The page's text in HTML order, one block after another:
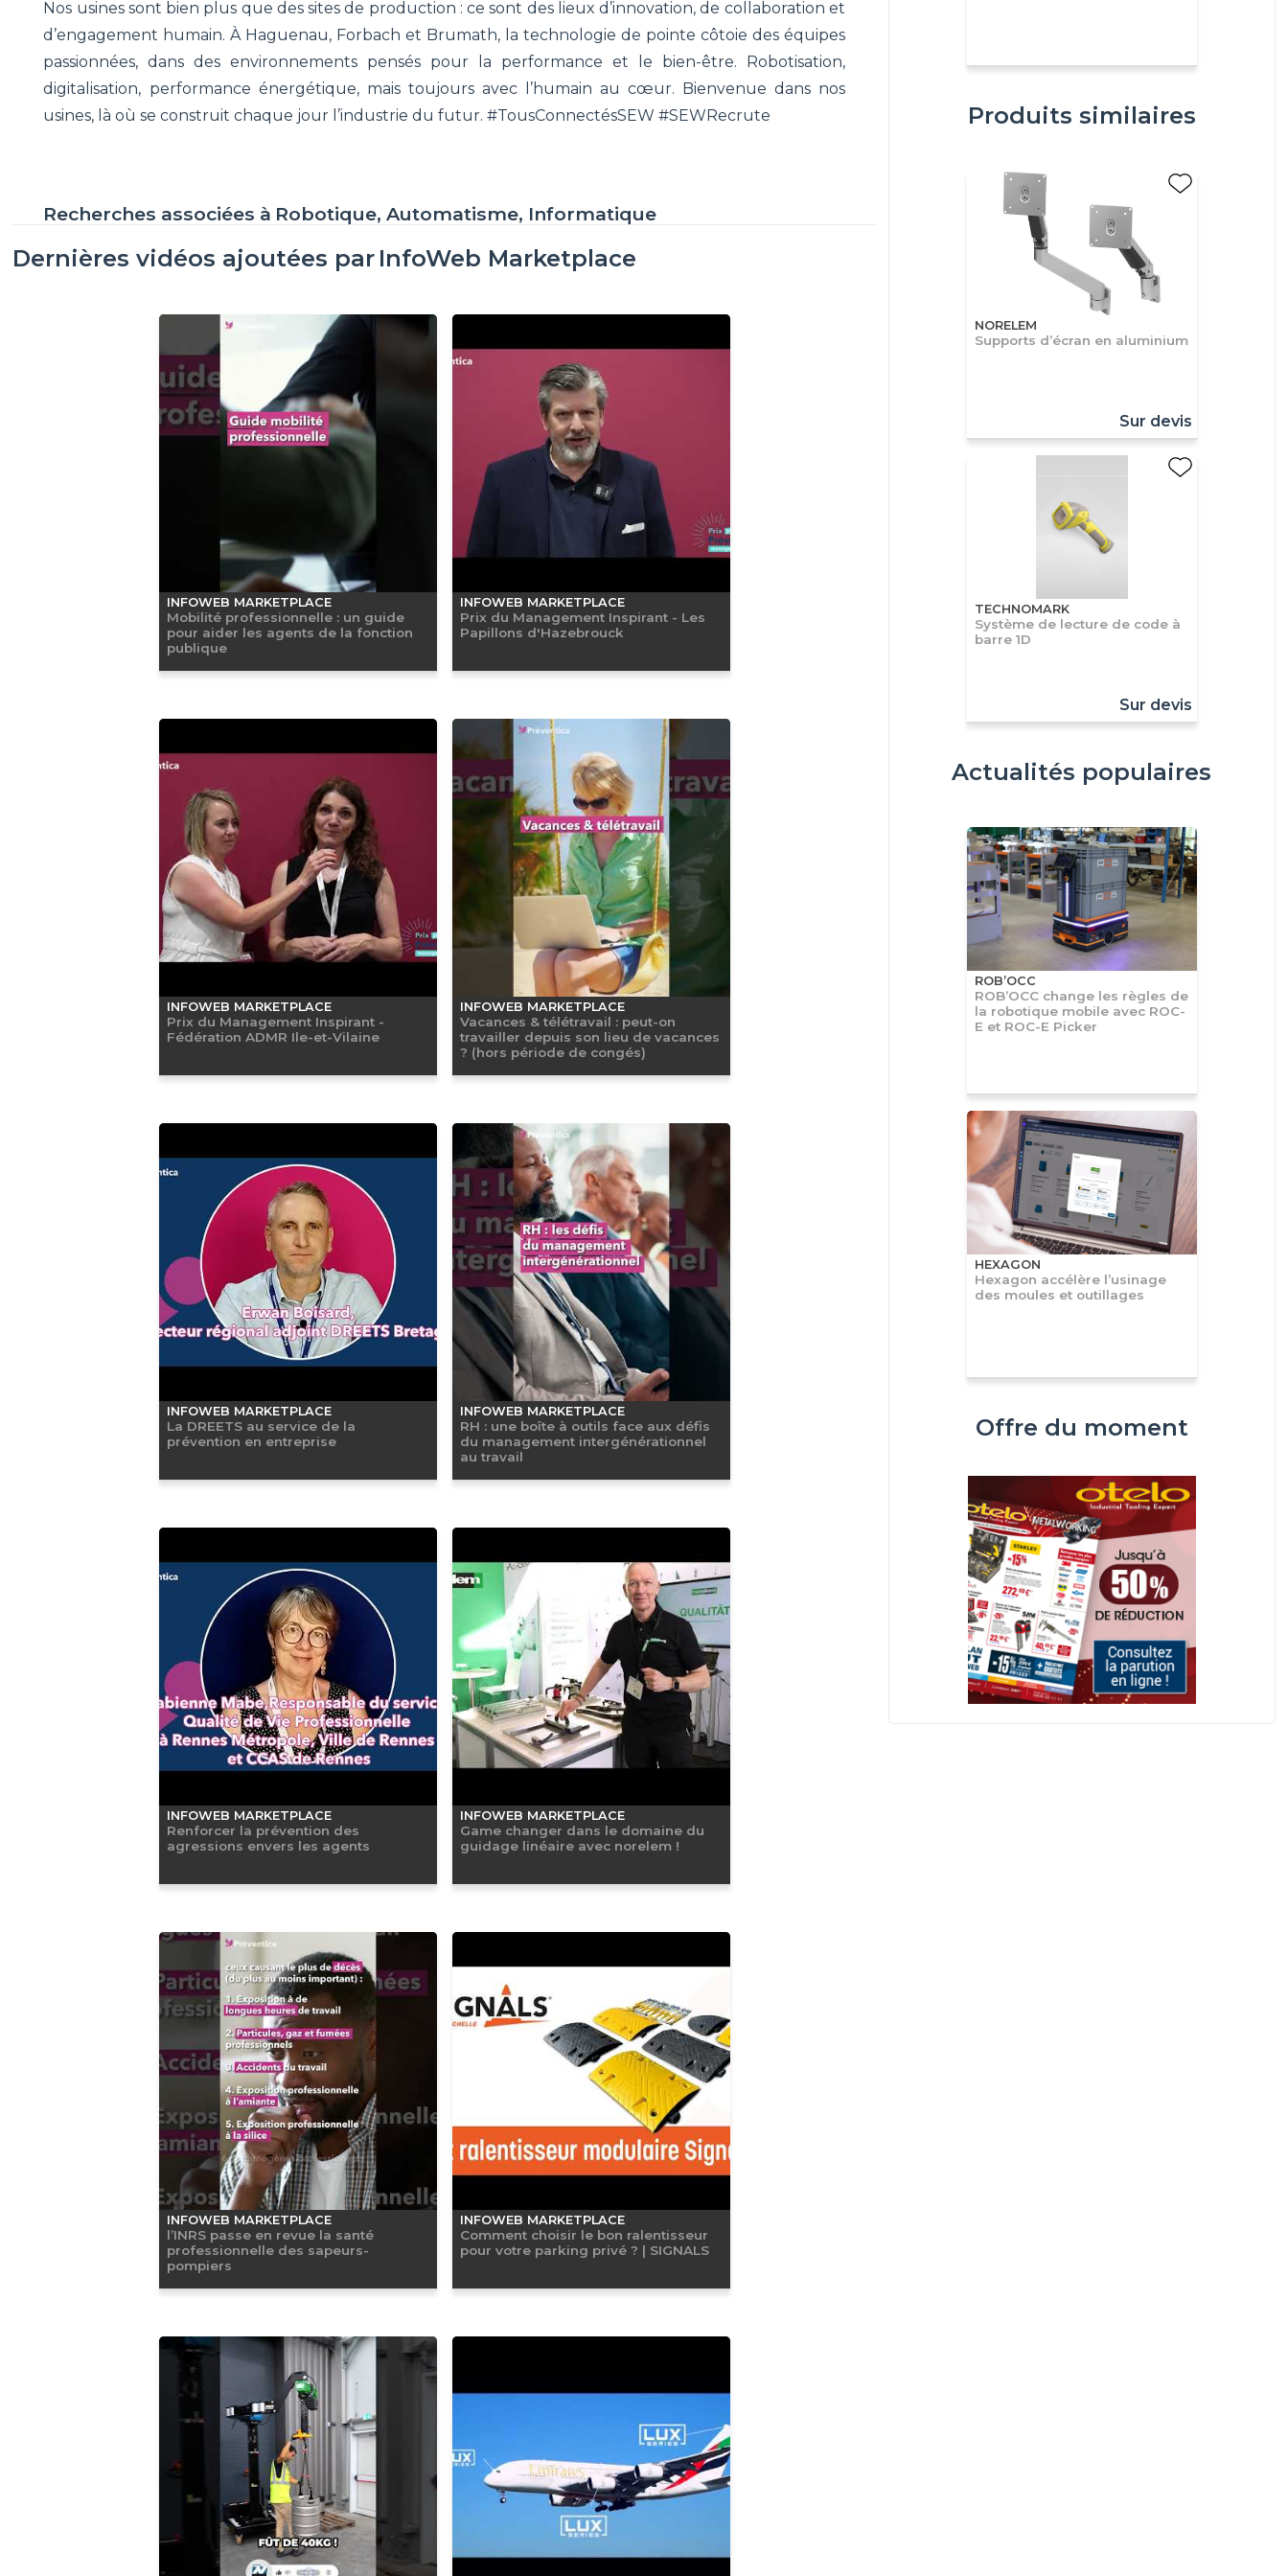
Nos usines sont bien plus que des sites de production : ce sont des lieux d’innovation, de collaboration et
d’engagement humain. À Haguenau, Forbach et Brumath, la technologie de pointe côtoie des équipes
passionnées, dans des environnements pensés pour la performance et le bien-être. Robotisation,
digitalisation, performance énergétique, mais toujours avec l’humain au cœur. Bienvenue dans nos
usines, là où se construit chaque jour l’industrie du futur. #TousConnectésSEW #SEWRecrute
Recherches associées à Robotique, Automatisme, Informatique
Dernières vidéos ajoutées par InfoWeb Marketplace
INFOWEB MARKETPLACE
Mobilité professionnelle : un guide
pour aider les agents de la fonction
publique
INFOWEB MARKETPLACE
Prix du Management Inspirant - Les
Papillons d'Hazebrouck
INFOWEB MARKETPLACE
Prix du Management Inspirant -
Fédération ADMR Ile-et-Vilaine
INFOWEB MARKETPLACE
Vacances & télétravail : peut-on
travailler depuis son lieu de vacances
? (hors période de congés)
INFOWEB MARKETPLACE
La DREETS au service de la
prévention en entreprise
INFOWEB MARKETPLACE
RH : une boîte à outils face aux défis
du management intergénérationnel
au travail
INFOWEB MARKETPLACE
Renforcer la prévention des
agressions envers les agents
INFOWEB MARKETPLACE
Game changer dans le domaine du
guidage linéaire avec norelem !
INFOWEB MARKETPLACE
l’INRS passe en revue la santé
professionnelle des sapeurs-
pompiers
INFOWEB MARKETPLACE
Comment choisir le bon ralentisseur
pour votre parking privé ? | SIGNALS
Produits similaires
NORELEM
Supports d’écran en aluminium
Sur devis
TECHNOMARK
Système de lecture de code à
barre 1D
Sur devis
Actualités populaires
ROB’OCC
ROB’OCC change les règles de
la robotique mobile avec ROC-
E et ROC-E Picker
HEXAGON
Hexagon accélère l’usinage
des moules et outillages
Offre du moment